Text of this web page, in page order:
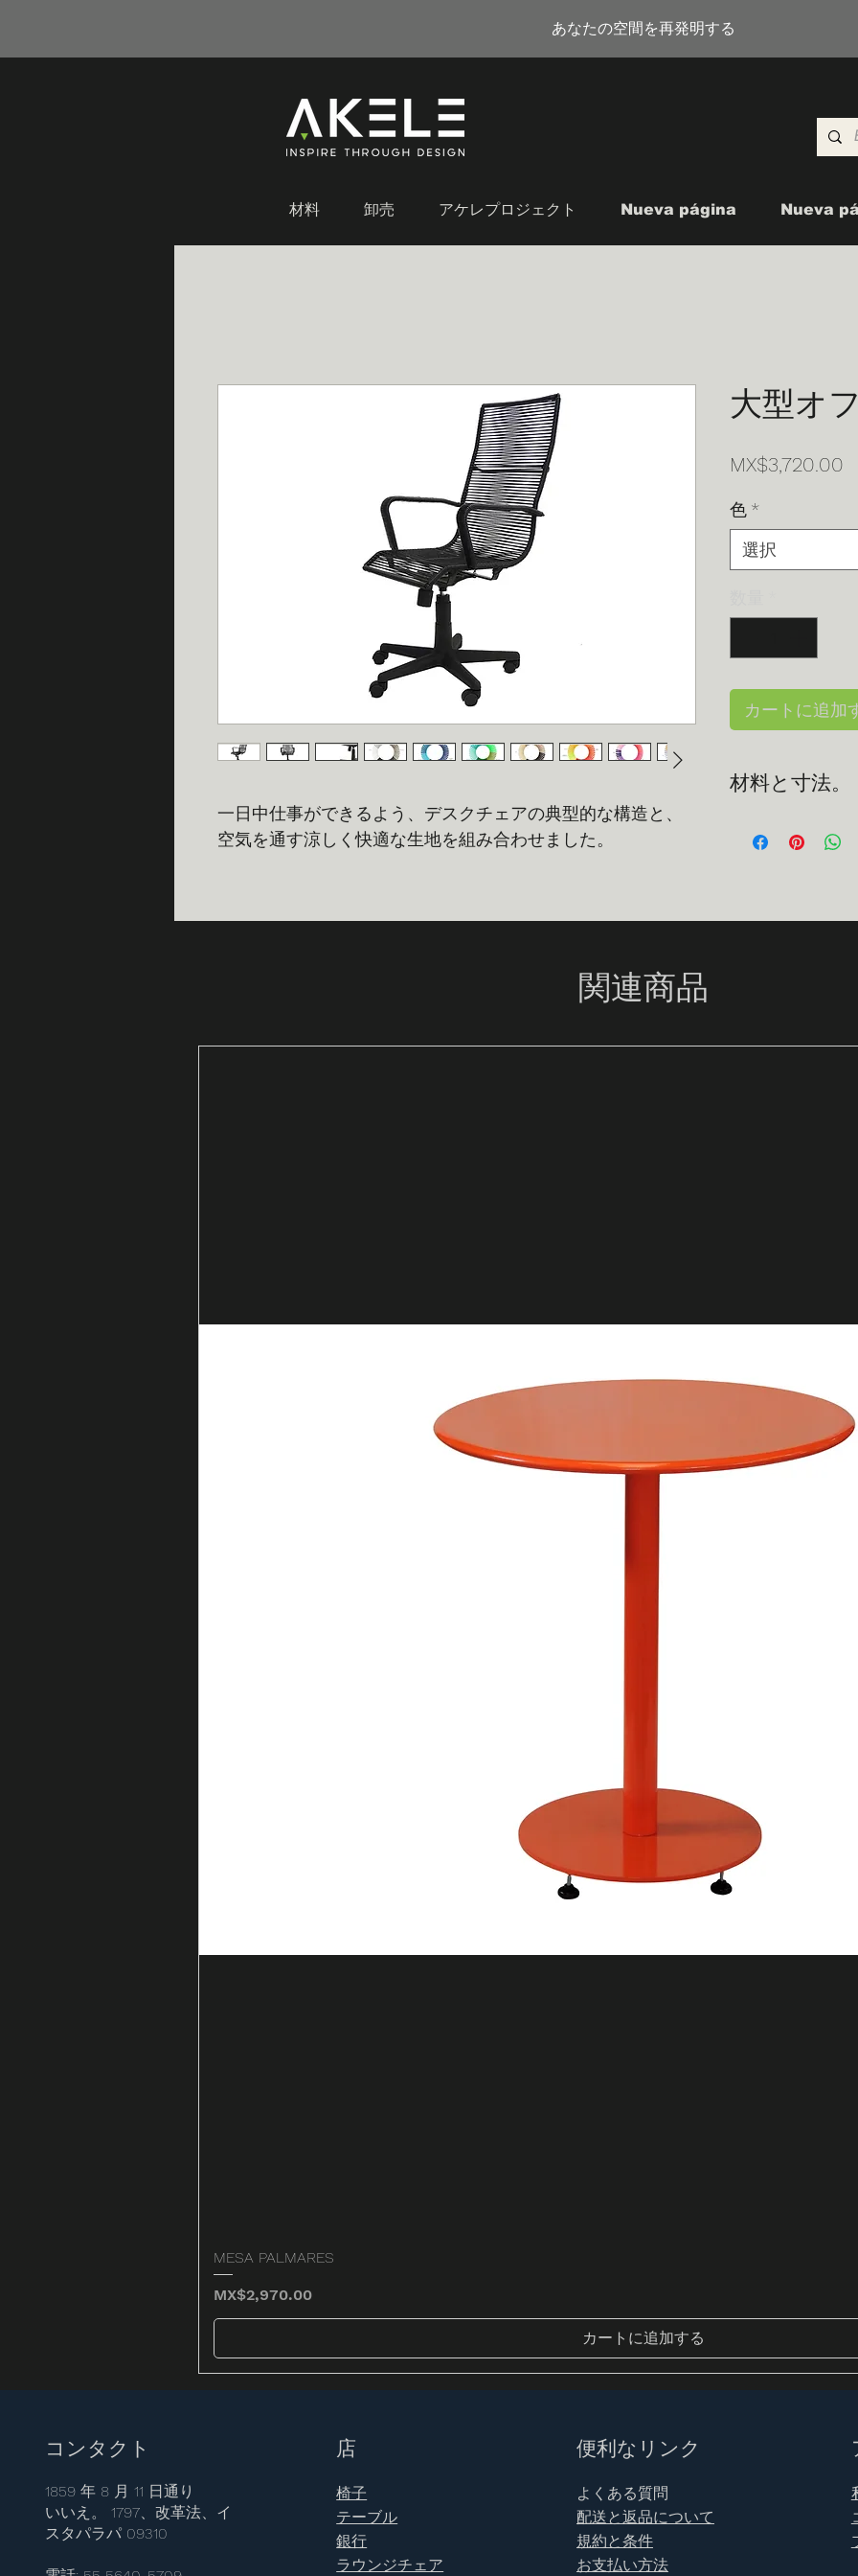
あなたの空間を再発明する
材料 卸売 アケレプロジェクト Nueva página Nueva
一日中仕事ができるよう、デスクチェアの典型的な構造と、
空気を通す涼しく快適な生地を組み合わせました。
大型オ
MX$3,720.00
色 *
選択
カートに追加
材料と寸法。
覆われ、PVC コ
関連商品
MESA PALMARES
価格
MX$2,970.00
カートに追加する
コンタクト
1859 年 8 月 11 日通り
いいえ。 1797、改革法、イ
スタパラパ 09310
店
椅子
テーブル
銀行
ラウンジチェア
便利なリンク
よくある質問
配送と返品について
規約と条件
お支払い方法